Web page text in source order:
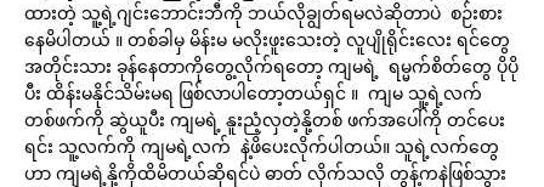
ထားတဲ့ သူ့ရဲ့ဂျင်းဘောင်းဘီကို ဘယ်လိုချွတ်ရမလဲဆိုတာပဲ စဉ်းစား
နေမိပါတယ် ။ တစ်ခါမှ မိန်းမ မလိုးဖူးသေးတဲ့ လူပျိုရိုင်းလေး ရင်တွေ
အတိုင်းသား ခုန်နေတာကိုတွေ့လိုက်ရတော့ ကျမရဲ့ ရမ္မက်စိတ်တွေ ပိုပို
ပီး ထိန်းမနိုင်သိမ်းမရ ဖြစ်လာပါတော့တယ်ရှင် ။ ကျမ သူ့ရဲ့လက်
တစ်ဖက်ကို ဆွဲယူပီး ကျမရဲ့ နူးညံ့လှတဲ့နို့တစ် ဖက်အပေါ်ကို တင်ပေး
ရင်း သူ့လက်ကို ကျမရဲ့လက် နဲ့ဖိပေးလိုက်ပါတယ်။ သူရဲ့လက်တွေ
ဟာ ကျမရဲ့နို့ကိုထိမိတယ်ဆိုရင်ပဲ ဓာတ် လိုက်သလို တွန့်ကနဲဖြစ်သွား